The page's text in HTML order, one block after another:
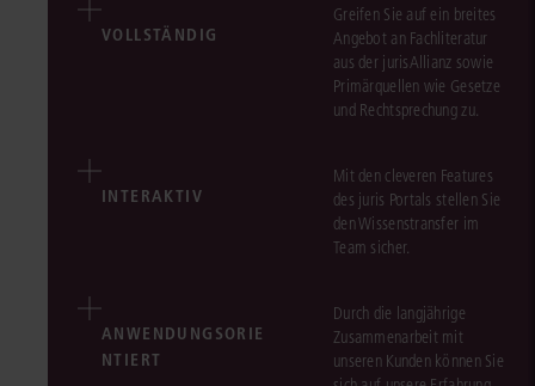
VOLLSTÄNDIG
Greifen Sie auf ein breites
Angebot an Fachliteratur
aus der jurisAllianz sowie
Primärquellen wie Gesetze
und Rechtsprechung zu.
INTERAKTIV
Mit den cleveren Features
des juris Portals stellen Sie
den Wissenstransfer im
Team sicher.
ANWENDUNGSORIE
NTIERT
Durch die langjährige
Zusammenarbeit mit
unseren Kunden können Sie